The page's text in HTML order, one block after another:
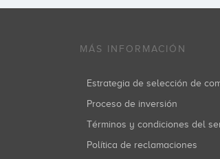
MÁS INFORMACIÓN
Estrategia de selección de
Proceso de inversión
Términos y condiciones del
Política de reclamaciones